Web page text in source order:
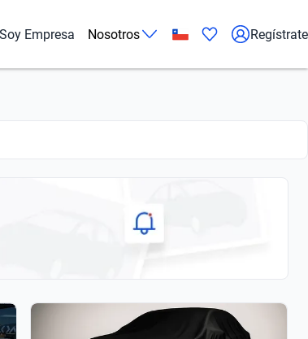
Soy Empresa Nosotros Regístrate